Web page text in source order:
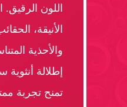
اللون الرقيق.
الأنيقة،
والأحذية
إطلالة أنثوية
تمنح تجربة